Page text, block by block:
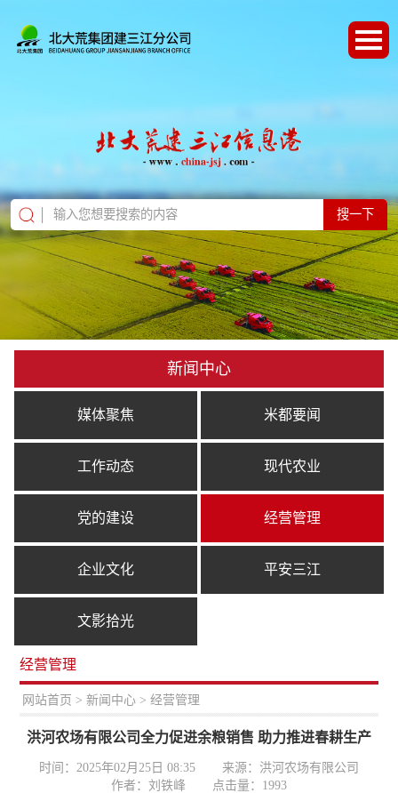
搜一下
新闻中心
媒体聚焦 米都要闻
工作动态 现代农业
党的建设 经营管理
企业文化 平安三江
文影拾光
经营管理
网站首页 > 新闻中心 > 经营管理
洪河农场有限公司全力促进余粮销售 助力推进春耕生产
时间：2025年02月25日 08:35
来源：洪河农场有限公司
作者：刘铁峰
点击量： 1993